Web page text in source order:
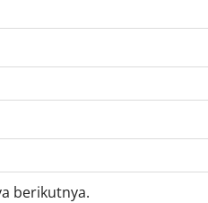
berikutnya.